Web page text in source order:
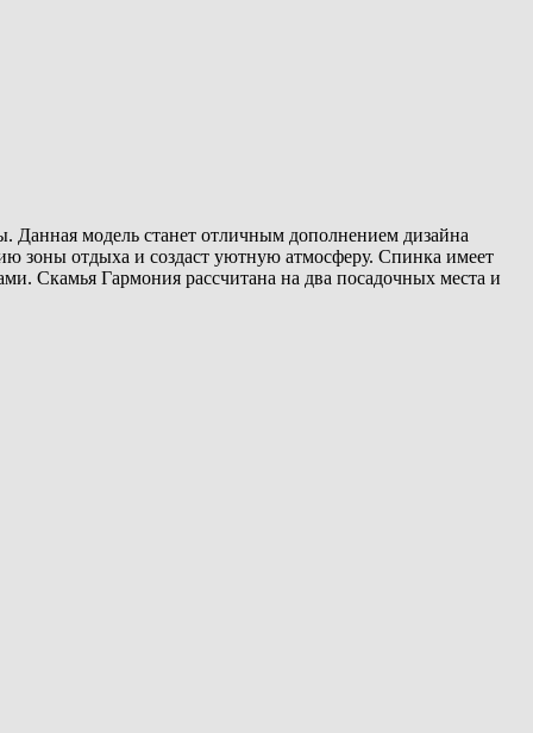
Данная модель станет отличным дополнением дизайна
зоны отдыха и создаст уютную атмосферу. Спинка имеет
Скамья Гармония рассчитана на два посадочных места и